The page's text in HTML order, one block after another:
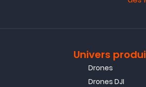
Univers
Drones
Drones DJI